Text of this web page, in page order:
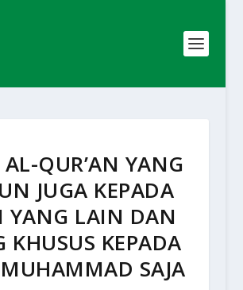
QUR’AN YANG
JUGA KEPADA
YANG LAIN DAN
KHUSUS KEPADA
SAJA